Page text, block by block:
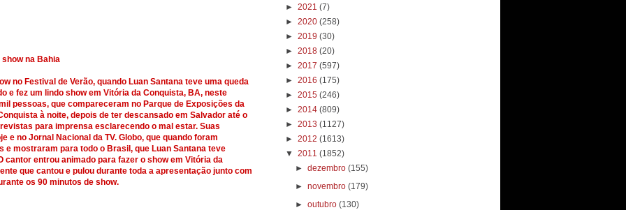
show na Bahia
no Festival de Verão, quando Luan Santana teve uma queda
e fez um lindo show em Vitória da Conquista, BA, neste
pessoas, que compareceram no Parque de Exposições da
à noite, depois de ter descansado em Salvador até o
para imprensa esclarecendo o mal estar. Suas
e no Jornal Nacional da TV. Globo, que quando foram
mostraram para todo o Brasil, que Luan Santana teve
cantor entrou animado para fazer o show em Vitória da
que cantou e pulou durante toda a apresentação junto com
os 90 minutos de show.
► 2021 (7)
► 2020 (258)
► 2019 (30)
► 2018 (20)
► 2017 (597)
► 2016 (175)
► 2015 (246)
► 2014 (809)
► 2013 (1127)
► 2012 (1613)
▼ 2011 (1852)
►dezembro(155)
►novembro(179)
►outubro(130)